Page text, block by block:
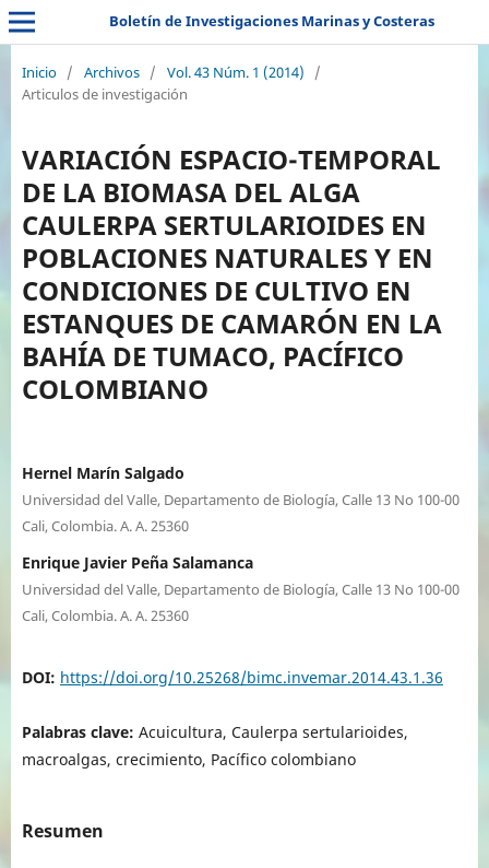
Boletín de Investigaciones Marinas y Costeras
Inicio / Archivos / Vol. 43 Núm. 1 (2014)
/
Articulos de investigación
VARIACIÓN ESPACIO-TEMPORAL
DE LA BIOMASA DEL ALGA
CAULERPA SERTULARIOIDES EN
POBLACIONES NATURALES Y EN
CONDICIONES DE CULTIVO EN
ESTANQUES DE CAMARÓN EN LA
BAHÍA DE TUMACO, PACÍFICO
COLOMBIANO
Hernel Marín Salgado
Universidad del Valle, Departamento de Biología, Calle 13 No 100-00
Cali, Colombia. A. A. 25360
Enrique Javier Peña Salamanca
Universidad del Valle, Departamento de Biología, Calle 13 No 100-00
Cali, Colombia. A. A. 25360
DOI: https://doi.org/10.25268/bimc.invemar.2014.43.1.36
Palabras clave: Acuicultura, Caulerpa sertularioides,
macroalgas, crecimiento, Pacífico colombiano
Resumen